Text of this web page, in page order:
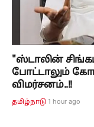
"ஸ்டாலின்
போட்டாலும்
விமர்சனம்..!!
தமிழ்நாடு 1 hour ago